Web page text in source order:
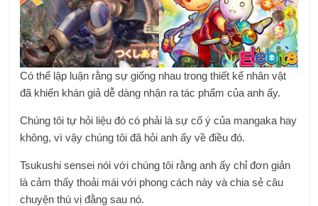
Có thể lập luận rằng sự giống nhau trong thiết kế nhân vật
đã khiến khán giả dễ dàng nhận ra tác phẩm của anh ấy.
Chúng tôi tự hỏi liệu đó có phải là sự cố ý của mangaka hay
không, vì vậy chúng tôi đã hỏi anh ấy về điều đó.
Tsukushi sensei nói với chúng tôi rằng anh ấy chỉ đơn giản
là cảm thấy thoải mái với phong cách này và chia sẻ câu
chuyện thú vị đằng sau nó.